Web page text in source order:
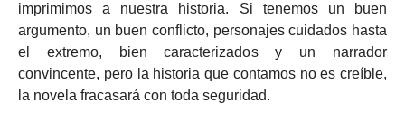
imprimimos a nuestra historia. Si tenemos un buen
argumento, un buen conflicto, personajes cuidados hasta
el extremo, bien caracterizados y un narrador
convincente, pero la historia que contamos no es creíble,
la novela fracasará con toda seguridad.